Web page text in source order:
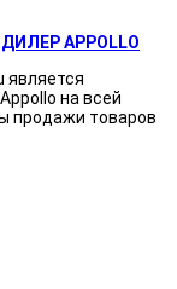
APPOLLO
является
на всей
продажи товаров